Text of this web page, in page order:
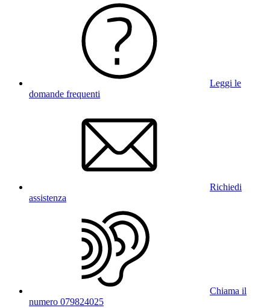
Leggi le
domande frequenti
Richiedi
assistenza
Chiama il
numero 079824025